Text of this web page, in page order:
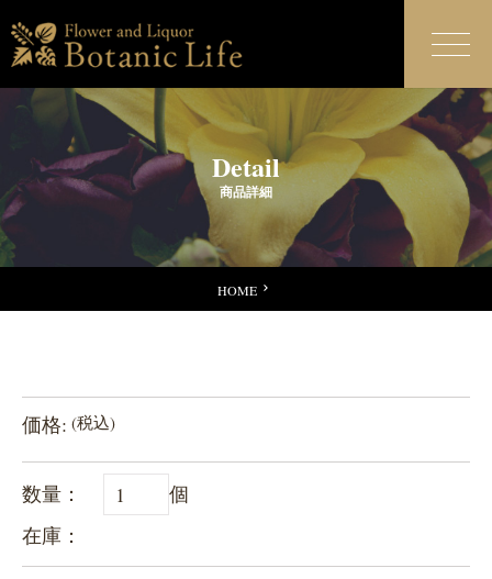
Detail
商品詳細
HOME
価格: (税込)
数量：
個
在庫：